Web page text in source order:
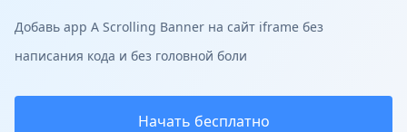
Добавь app A Scrolling Banner на сайт iframe без
написания кода и без головной боли
Начать бесплатно